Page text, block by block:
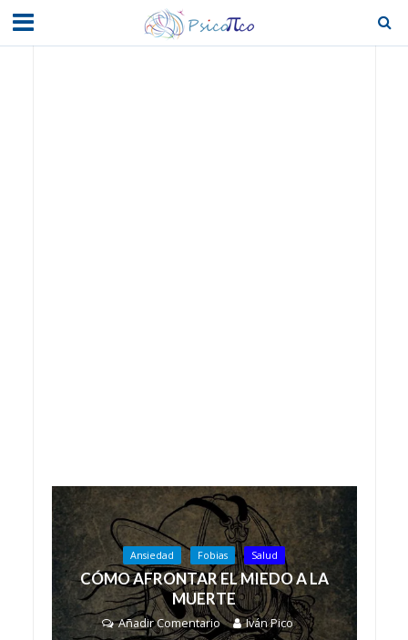
Ansiedad Fobias Salud
CÓMO AFRONTAR EL MIEDO A LA
MUERTE
Añadir Comentario Iván Pico